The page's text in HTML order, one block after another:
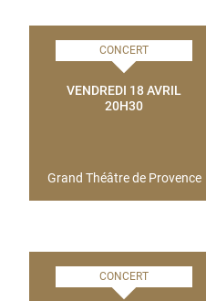
CONCERT
VENDREDI 18 AVRIL
20H30
Grand Théâtre de Provence
CONCERT